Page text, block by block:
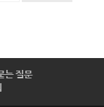
는 질문